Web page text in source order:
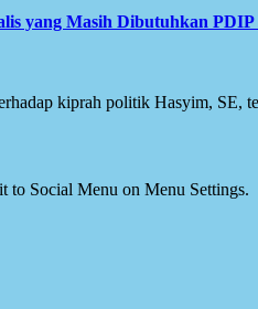
yang Masih Dibutuhkan PDIP
kiprah politik Hasyim, SE,
to Social Menu on Menu Settings.